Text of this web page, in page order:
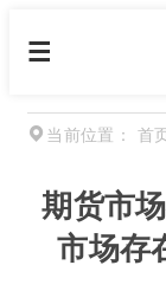
当前位置： 首
期货市
市场存